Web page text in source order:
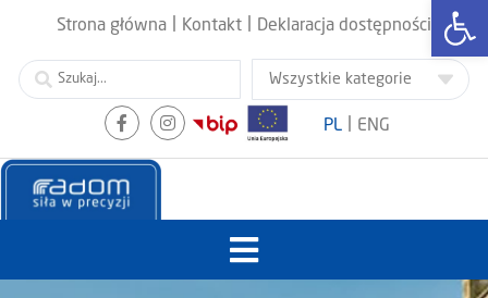
Strona główna Kontakt Deklaracja dostępności
PL ENG